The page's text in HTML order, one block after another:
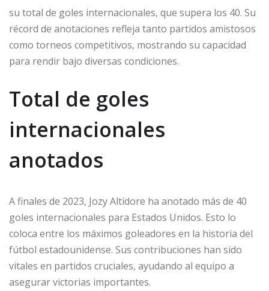
su total de goles internacionales, que supera los 40. Su
récord de anotaciones refleja tanto partidos amistosos
como torneos competitivos, mostrando su capacidad
para rendir bajo diversas condiciones.
Total de goles
internacionales
anotados
A finales de 2023, Jozy Altidore ha anotado más de 40
goles internacionales para Estados Unidos. Esto lo
coloca entre los máximos goleadores en la historia del
fútbol estadounidense. Sus contribuciones han sido
vitales en partidos cruciales, ayudando al equipo a
asegurar victorias importantes.